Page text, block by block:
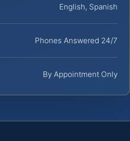
English, Spanish
Phones Answered 24/7
By Appointment Only